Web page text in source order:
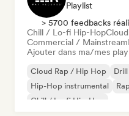
Playlist
> 5700 feedbacks
Chill / Lo-fi Hip-Hop
Commercial / Mainstream
Ajouter dans ma/mes
Cloud Rap / Hip Hop
Hip-Hop instrumental
Chill / Lo-fi Hip-Hop